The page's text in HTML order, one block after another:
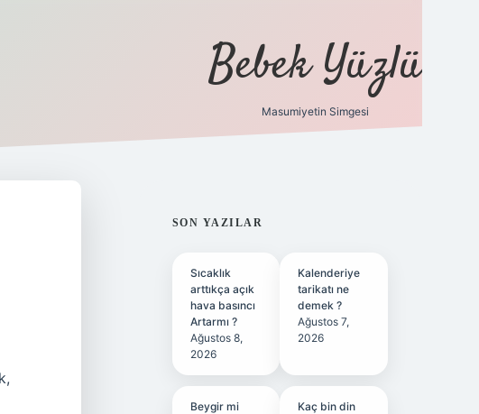
Bebek Yüzlü
Masumiyetin Simgesi
SIDEBAR
SON YAZILAR
Sıcaklık
arttıkça açık
hava basıncı
Artarmı ?
Ağustos 8,
2026
Kalenderiye
tarikatı ne
demek ?
Ağustos 7,
2026
Beygir mi
Kaç bin din